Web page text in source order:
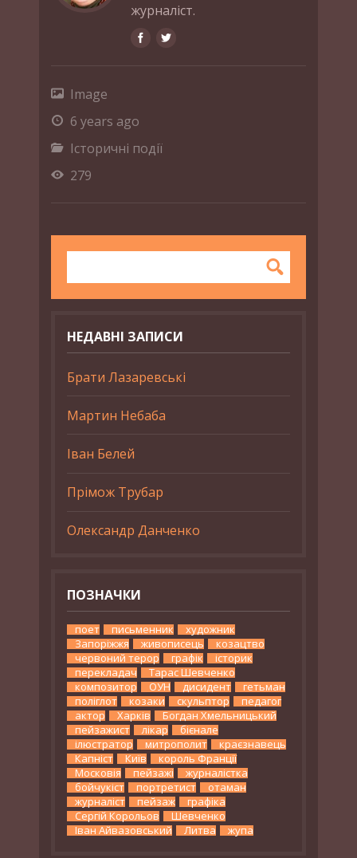
журналіст.
Image
6 years ago
Історичні події
279
НЕДАВНІ ЗАПИСИ
Брати Лазаревські
Мартин Небаба
Іван Белей
Прімож Трубар
Олександр Данченко
ПОЗНАЧКИ
поет письменник
художник
Запоріжжя
живописець
козацтво
червоний терор
графік
історик
перекладач
Тарас Шевченко
композитор
ОУН дисидент
гетьман
поліглот
козаки скульптор
педагог
актор
Харків
Богдан Хмельницький
пейзажист
лікар
бієнале
ілюстратор
митрополит
краєзнавець
Капніст
Київ
король Франції
Московія
пейзажі
журналістка
бойчукіст
портретист
отаман
журналіст
пейзаж
графіка
Сергій Корольов
Шевченко
Іван Айвазовський
Литва жупа